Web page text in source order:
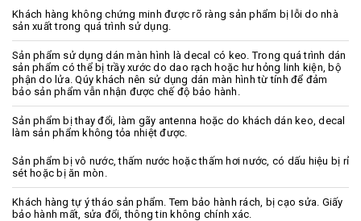
Khách hàng không chứng minh được rõ ràng sản phẩm bị lỗi do nhà
sản xuất trong quá trình sử dụng.
Sản phẩm sử dụng dán màn hình là decal có keo. Trong quá trình dán
sản phẩm có thể bị trầy xước do dao rạch hoặc hư hỏng linh kiện, bộ
phận do lửa. Qúy khách nên sử dụng dán màn hình từ tính để đảm
bảo sản phẩm vẫn nhận được chế độ bảo hành.
Sản phẩm bị thay đổi, làm gãy antenna hoặc do khách dán keo, decal
làm sản phẩm không tỏa nhiệt được.
Sản phẩm bị vô nước, thấm nước hoặc thấm hơi nước, có dấu hiệu bị rỉ
sét hoặc bị ăn mòn.
Khách hàng tự ý tháo sản phẩm. Tem bảo hành rách, bị cạo sửa. Giấy
bảo hành mất, sửa đổi, thông tin không chính xác.